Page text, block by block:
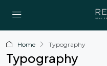
Home Typography
Typography